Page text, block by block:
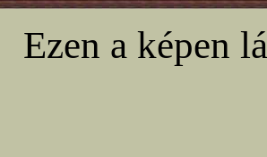
Ezen a képen